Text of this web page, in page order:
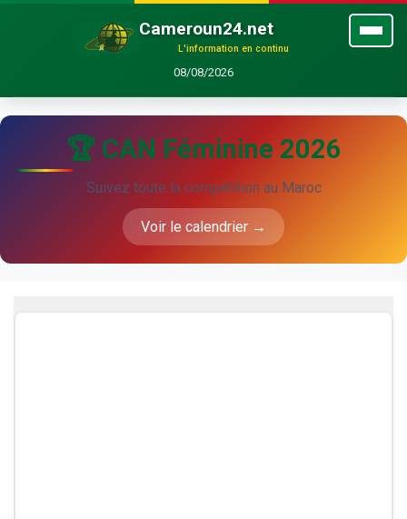
Cameroun24.net
L'information en continu
08/08/2026
🏆 CAN Féminine 2026
Suivez toute la compétition au Maroc
Voir le calendrier →